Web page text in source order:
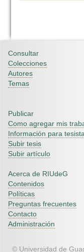
Consultar
Colecciones
Autores
Temas
Publicar
Como agregar mis
Información para
Subir tesis
Subir artículo
Acerca de RIUdeG
Contenidos
Políticas
Preguntas frecuentes
Contacto
Administración
© Universidad de